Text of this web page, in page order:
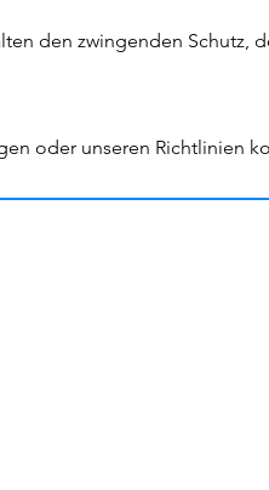
den zwingenden Schutz,
oder unseren Richtlinien